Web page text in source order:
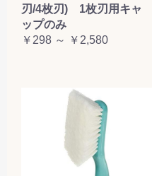
刃/4枚刃) 1枚刃用キャ
ップのみ
￥298 ～ ￥2,580